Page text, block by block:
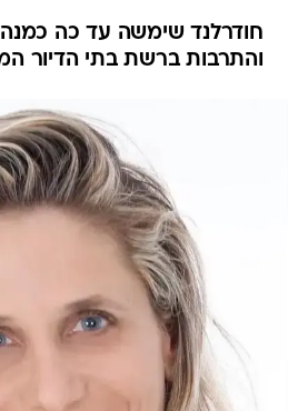
חודרלנד שימשה עד כה
והתרבות ברשת בתי הדיור